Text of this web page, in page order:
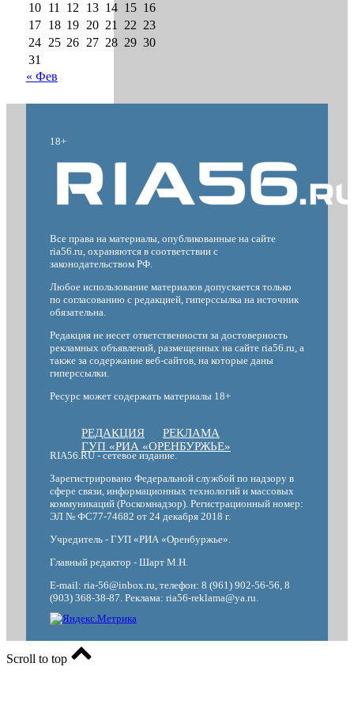
10 11 12 13 14 15 16
17 18 19 20 21 22 23
24 25 26 27 28 29 30
31
« Фев
18+
Все права на материалы, опубликованные на сайте
ria56.ru, охраняются в соответствии с
законодательством РФ.
Любое использование материалов допускается только
по согласованию с редакцией, гиперссылка на источник
обязательна.
Редакция не несет ответственности за достоверность
рекламных объявлений, размещенных на сайте ria56.ru, а
также за содержание веб-сайтов, на которые даны
гиперссылки.
Ресурс может содержать материалы 18+
РЕДАКЦИЯ
РЕКЛАМА
ГУП «РИА «ОРЕНБУРЖЬЕ»
RIA56.RU - сетевое издание.
Зарегистрировано Федеральной службой по надзору в
сфере связи, информационных технологий и массовых
коммуникаций (Роскомнадзор). Регистрационный номер:
ЭЛ № ФС77-74682 от 24 декабря 2018 г.
Учредитель - ГУП «РИА «Оренбуржье».
Главный редактор - Шарт М.Н.
E-mail: ria-56@inbox.ru, телефон: 8 (961) 902-56-56, 8
(903) 368-38-87. Реклама: ria56-reklama@ya.ru.
Scroll to top